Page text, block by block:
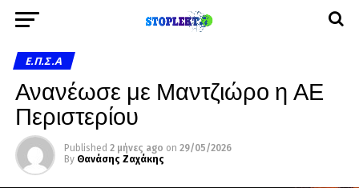
Ε.Π.Σ.Α
Ανανέωσε με Μαντζιώρο η ΑΕ
Περιστερίου
Published 2 μήνες ago on 29/05/2026
By Θανάσης Ζαχάκης